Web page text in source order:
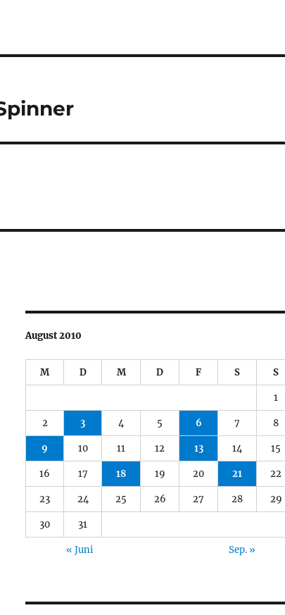
August 2010
M D M D F S S
1
2 3 4 5 6 7 8
9 10 11 12 13 14 15
16 17 18 19 20 21 22
23 24 25 26 27 28 29
30 31
« Juni Sep. »